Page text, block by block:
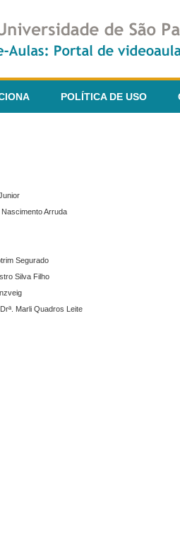
POLÍTICA DE USO
Arruda
Segurado
Silva Filho
Marli Quadros Leite